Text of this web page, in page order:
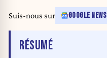
Suis-nous sur GOOGLE NEWS
RÉSUMÉDE L'ARTICLE